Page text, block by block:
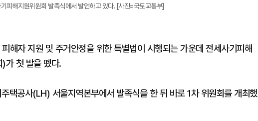
피해지원위원회 발족식에서 발언하고 있다. [사진=국토교통부]
해자 지원 및 주거안정을 위한 특별법이 시행되는 가운데 전세사기피해
가 첫 발을 뗐다.
택공사(LH) 서울지역본부에서 발족식을 한 뒤 바로 1차 위원회를 개최했